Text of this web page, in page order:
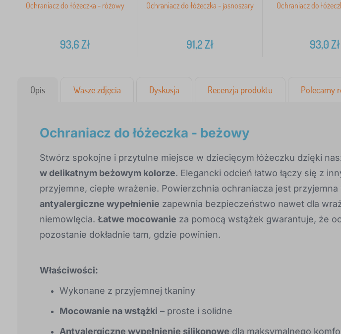
Ochraniacz do łóżeczka - różowy
93,6Zł
Ochraniacz do łóżeczka - jasnoszary
91,2Zł
Ochraniacz do
93,0Zł
Opis Wasze zdjęcia Dyskusja Recenzja produktu Polecamy
Ochraniacz do łóżeczka - beżowy
Stwórz spokojne i przytulne miejsce w dziecięcym łóżeczku dzięki
w delikatnym beżowym kolorze. Elegancki odcień łatwo łączy się z
przyjemne, ciepłe wrażenie. Powierzchnia ochraniacza jest
antyalergiczne wypełnienie zapewnia bezpieczeństwo nawet dla
niemowlęcia. Łatwe mocowanie za pomocą wstążek gwarantuje, że
pozostanie dokładnie tam, gdzie powinien.
Właściwości:
Wykonane z przyjemnej tkaniny
Mocowanie na wstążki – proste i solidne
Antyalergiczne wypełnienie silikonowe dla maksymalnego